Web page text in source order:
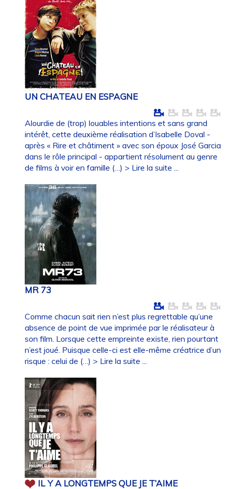
UN CHATEAU EN ESPAGNE
Alourdie de (trop) louables intentions et sans grand
intérêt, cette deuxième réalisation d’Isabelle Doval -
après « Rire et châtiment » avec son époux José Garcia
dans le rôle principal - appartient résolument au genre
de films à voir en famille (…) > Lire la suite ...
MR 73
Comme chacun sait rien n’est plus regrettable qu’une
absence de point de vue imprimée par le réalisateur à
son film. Lorsque cette empreinte existe, rien pourtant
n’est joué. Puisque celle-ci est elle-même créatrice d’un
risque : celui de (…) > Lire la suite ...
IL Y A LONGTEMPS QUE JE T’AIME